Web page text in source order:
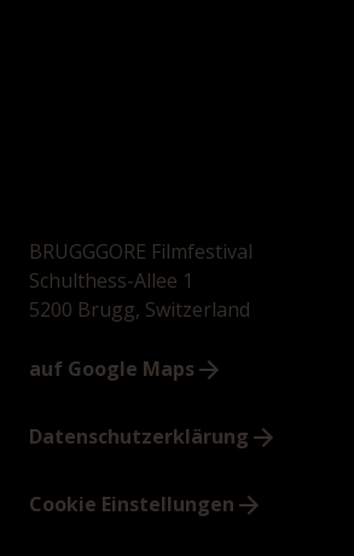
BRUGGGORE Filmfestival
Schulthess-Allee 1
5200 Brugg, Switzerland
auf Google Maps
Datenschutzerklärung
Cookie Einstellungen